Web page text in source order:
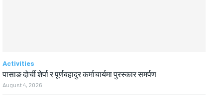
Activities
पासाङ दोर्ची शेर्पा र पूर्णबहादुर कर्माचार्यमा पुरस्कार समर्पण
August 4, 2026